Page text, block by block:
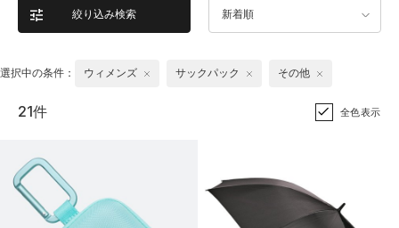
絞り込み検索 新着順
選択中の条件： ウィメンズ サックパック その他
21件 全色表示